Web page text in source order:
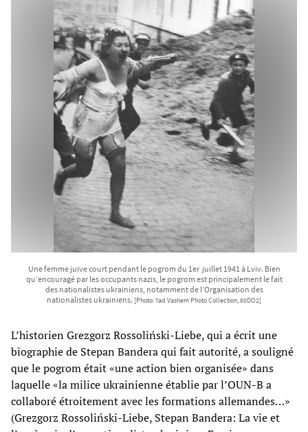
Une femme juive court pendant le pogrom du 1er juillet 1941 à Lviv. Bien
qu’encouragé par les occupants nazis, le pogrom est principalement le fait
des nationalistes ukrainiens, notamment de l’Organisation des
nationalistes ukrainiens. [Photo: Yad Vashem Photo Collection, 80DO2]
L’historien Grezgorz Rossoliński-Liebe, qui a écrit une
biographie de Stepan Bandera qui fait autorité, a souligné
que le pogrom était «une action bien organisée» dans
laquelle «la milice ukrainienne établie par l’OUN-B a
collaboré étroitement avec les formations allemandes…»
(Grezgorz Rossoliński-Liebe, Stepan Bandera: La vie et